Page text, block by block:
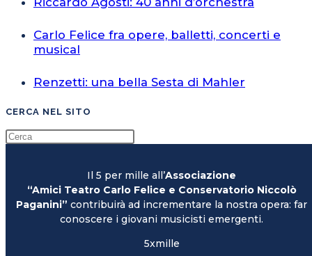
Carlo Felice fra opere, balletti, concerti e
musical
Renzetti: una bella Sesta di Mahler
CERCA NEL SITO
Il 5 per mille all’Associazione
“Amici Teatro Carlo Felice e Conservatorio Niccolò
Paganini” contribuirà ad incrementare la nostra opera: far
conoscere i giovani musicisti emergenti.
5xmille